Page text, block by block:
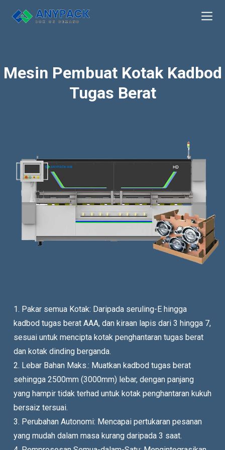
content
Mesin Pembuat Kotak Kadbod
Tugas Berat
1. Pakar semua Kotak: Daripada seruling-E hingga
kadbod tugas berat AAA, dan kiraan lapis dari 3 hingga 7,
sesuai untuk mencipta kotak penghantaran tugas berat
dan kotak dinding berganda.
2. Lebar Bahan Maks.: Muatkan kadbod tugas berat
sehingga 2500mm (3000mm) lebar, dengan panjang
yang hampir tidak terhad untuk kotak penghantaran kukuh
bersaiz tersuai.
3. Perubahan Autonomi: Mencapai pertukaran pesanan
yang mudah dalam masa kurang daripada 3 saat.